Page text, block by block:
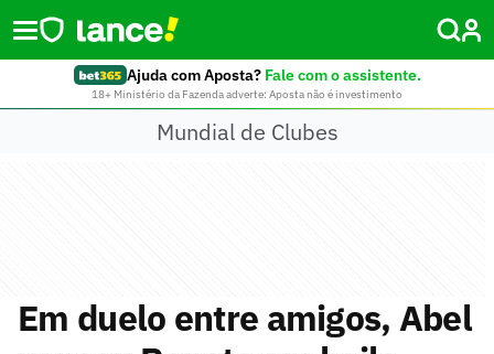
Ajuda com Aposta? Fale com o assistente.
18+ Ministério da Fazenda adverte: Aposta não é investimento
Mundial de Clubes
Em duelo entre amigos, Abel